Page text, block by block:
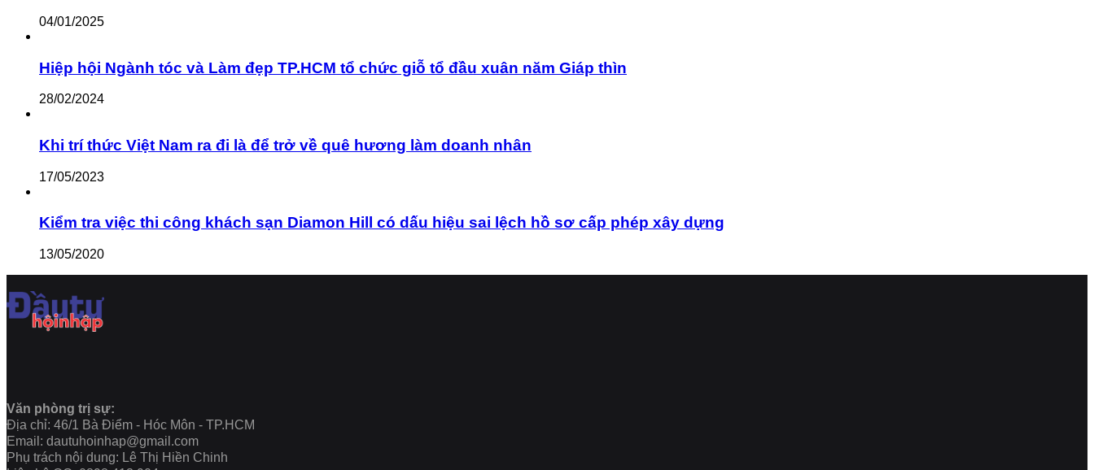
04/01/2025
Hiệp hội Ngành tóc và Làm đẹp TP.HCM tổ chức giỗ tổ đầu xuân năm Giáp thìn
28/02/2024
Khi trí thức Việt Nam ra đi là để trở về quê hương làm doanh nhân
17/05/2023
Kiểm tra việc thi công khách sạn Diamon Hill có dấu hiệu sai lệch hồ sơ cấp phép xây dựng
13/05/2020
Văn phòng trị sự:
Địa chỉ: 46/1 Bà Điểm - Hóc Môn - TP.HCM
Email: dautuhoinhap@gmail.com
Phụ trách nội dung: Lê Thị Hiền Chinh